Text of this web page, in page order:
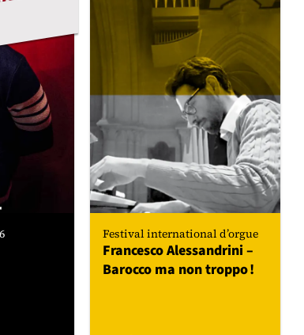
Festival international d’orgue
Francesco Alessandrini –
Barocco ma non troppo !